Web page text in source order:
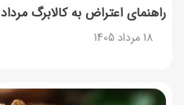
راهنمای اعتراض به کالابرگ مرداد ۱۴۰۵ + شماره پشتیبانی
18 مرداد 1405